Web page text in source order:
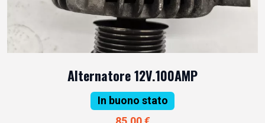
Alternatore 12V.100AMP
In buono stato